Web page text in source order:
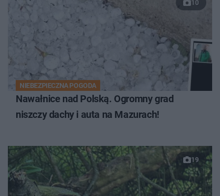
10
NIEBEZPIECZNA POGODA
Nawałnice nad Polską. Ogromny grad
niszczy dachy i auta na Mazurach!
19